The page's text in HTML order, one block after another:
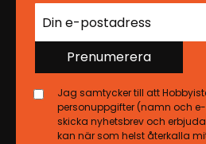
Prenumerera
Jag samtycker till att
personuppgifter (namn och
skicka nyhetsbrev och
kan när som helst återkalla